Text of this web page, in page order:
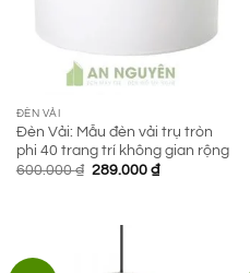
ĐÈN VẢI
Đèn Vải: Mẫu đèn vải trụ tròn
phi 40 trang trí không gian rộng
600.000₫ Giá
289.000 ₫Giá